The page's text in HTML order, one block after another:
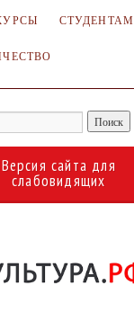
СТУДЕНТАМ
Версия сайта для
слабовидящих